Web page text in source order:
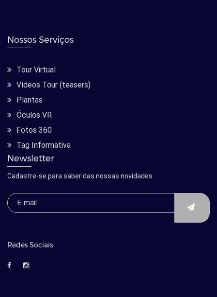
Nossos Serviços
Tour Virtual
Vídeos Tour (teasers)
Plantas
Óculos VR
Fotos 360
Tag Informativa
Newsletter
Cadastre-se para saber das nossas novidades
Redes Sociais